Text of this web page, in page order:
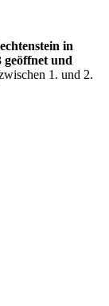
in
geöffnet und
1. und 2.